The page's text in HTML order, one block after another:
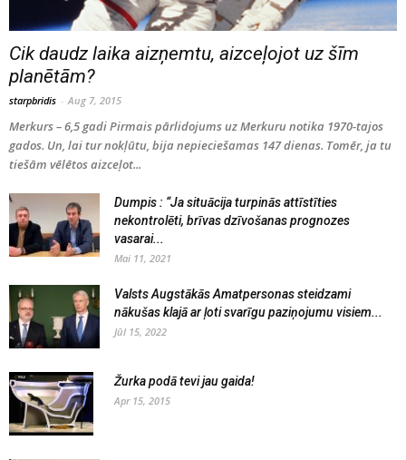
Cik daudz laika aizņemtu, aizceļojot uz šīm
planētām?
starpbridis - Aug 7, 2015
Merkurs – 6,5 gadi Pirmais pārlidojums uz Merkuru notika 1970-tajos
gados. Un, lai tur nokļūtu, bija nepieciešamas 147 dienas. Tomēr, ja tu
tiešām vēlētos aizceļot...
Dumpis : “Ja situācija turpinās attīstīties
nekontrolēti, brīvas dzīvošanas prognozes
vasarai...
Mai 11, 2021
Valsts Augstākās Amatpersonas steidzami
nākušas klajā ar ļoti svarīgu paziņojumu visiem...
Jūl 15, 2022
Žurka podā tevi jau gaida!
Apr 15, 2015